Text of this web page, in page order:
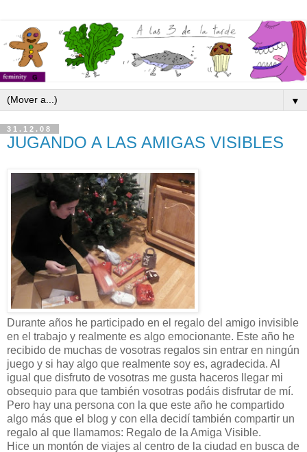
▼
31.12.08
JUGANDO A LAS AMIGAS VISIBLES
Durante años he participado en el regalo del amigo invisible
en el trabajo y realmente es algo emocionante. Este año he
recibido de muchas de vosotras regalos sin entrar en ningún
juego y si hay algo que realmente soy es, agradecida. Al
igual que disfruto de vosotras me gusta haceros llegar mi
obsequio para que también vosotras podáis disfrutar de mí.
Pero hay una persona con la que este año he compartido
algo más que el blog y con ella decidí también compartir un
regalo al que llamamos: Regalo de la Amiga Visible.
Hice un montón de viajes al centro de la ciudad en busca de